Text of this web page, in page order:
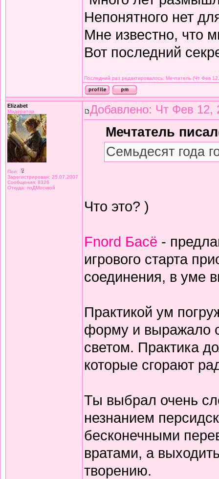
Непонятного нет
Мне известно, что
Вот последний
Последний раз редактировалось: Мечтатель (Чт Фев
Elizabet
Модератор
Пол:
Зарегистрирован: 25.07.2007
Сообщения: 8326
Откуда: поДМосквой
Добавлено: Чт Фев 12,
Мечтатель
Семьдесят года
Что это? )
Fnord Басё -
игрового старта
соединения, в уме
Практикой ум
форму и выражало
светом. Практика
которые сгорают
Ты выбрал очень
незнанием
бесконечными
вратами, а
творению.